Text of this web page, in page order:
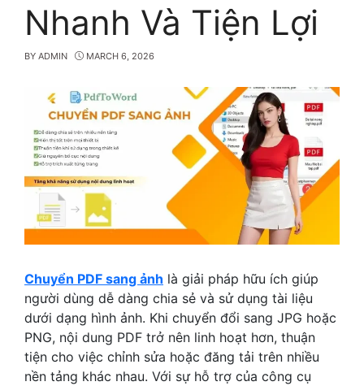
Nhanh Và Tiện Lợi
BY ADMIN MARCH 6, 2026
Chuyển PDF sang ảnh là giải pháp hữu ích giúp
người dùng dễ dàng chia sẻ và sử dụng tài liệu
dưới dạng hình ảnh. Khi chuyển đổi sang JPG hoặc
PNG, nội dung PDF trở nên linh hoạt hơn, thuận
tiện cho việc chỉnh sửa hoặc đăng tải trên nhiều
nền tảng khác nhau. Với sự hỗ trợ của công cụ